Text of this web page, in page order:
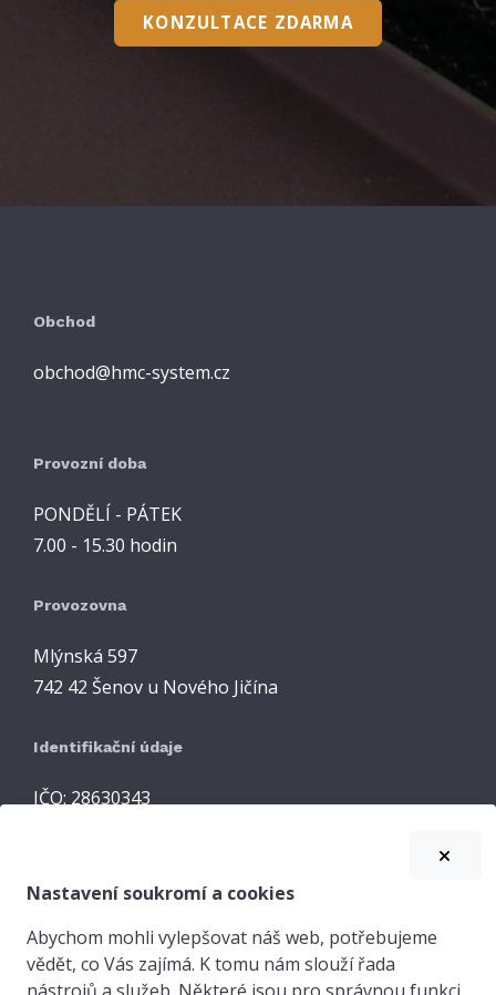
KONZULTACE ZDARMA
Obchod
obchod@hmc-system.cz
Provozní doba
PONDĚLÍ - PÁTEK
7.00 - 15.30 hodin
Provozovna
Mlýnská 597
742 42 Šenov u Nového Jičína
Identifikační údaje
IČO: 28630343
©2026 HMC engineering system s.r.o.
Nastavení soukromí a cookies
Abychom mohli vylepšovat náš web, potřebujeme
vědět, co Vás zajímá. K tomu nám slouží řada